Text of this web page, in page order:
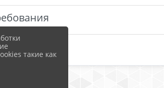
такие как